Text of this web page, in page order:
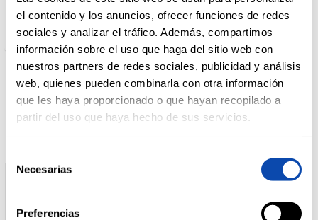
el contenido y los anuncios, ofrecer funciones de redes
sociales y analizar el tráfico. Además, compartimos
información sobre el uso que haga del sitio web con
nuestros partners de redes sociales, publicidad y análisis
web, quienes pueden combinarla con otra información
que les haya proporcionado o que hayan recopilado a
partir del uso que haya hecho de sus servicios.
Necesarias
Preferencias
DROGUERÍA
Y LIMPIEZA
PERFUMERÍA
E HIGIENE
MASCOTAS
C/ISAAC PERAL, 46 03660 NOVELDA (ALICANTE)
Cantidad neta :
40 g
Productos relacionados